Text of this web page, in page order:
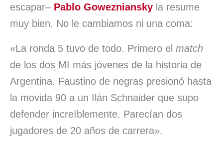
escapar– Pablo Gowezniansky la resume
muy bien. No le cambiamos ni una coma:
«La ronda 5 tuvo de todo. Primero el match
de los dos MI más jóvenes de la historia de
Argentina. Faustino de negras presionó hasta
la movida 90 a un Ilán Schnaider que supo
defender increíblemente. Parecían dos
jugadores de 20 años de carrera».